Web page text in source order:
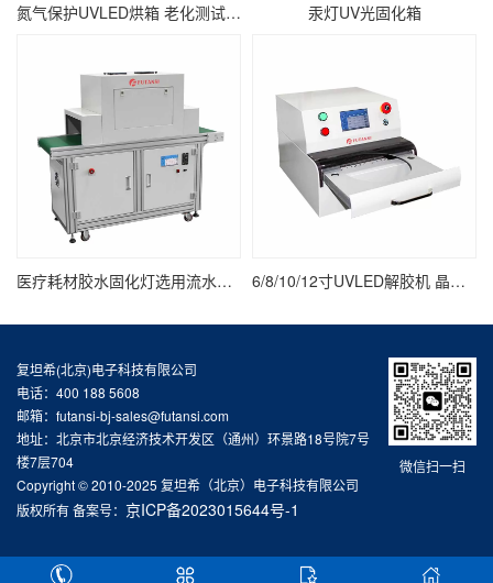
氮气保护UVLED烘箱 老化测试紫外线UV固化箱 汞灯UV光固化箱
医疗耗材胶水固化灯选用流水线UV固化炉 6/8/10/12寸UVLED解胶机 晶圆/UV膜/蓝膜/芯片/半导体uv解胶机
微信扫一扫
复坦希(北京)电子科技有限公司
电话：400 188 5608
邮箱：futansi-bj-sales@futansi.com
地址：北京市北京经济技术开发区（通州）环景路18号院7号
楼7层704
Copyright © 2010-2025 复坦希（北京）电子科技有限公司
版权所有 备案号： 京ICP备2023015644号-1